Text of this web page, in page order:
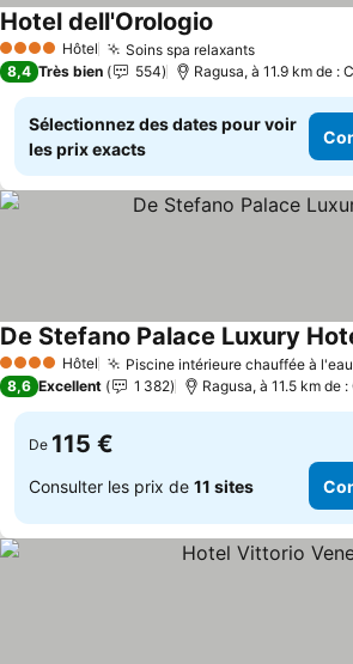
4 Étoiles Hôtel Soins spa relaxantsConsulter
Hotel dell'Orologio
8,4 Très bien 554 Ragusa, à 11.9 km de :
Sélectionnez des dates pour voir
les prix exacts
4 Étoiles Hôtel Piscine intérieure chauffée à
De Stefano Palace Luxury
8,6 Excellent 1 382 Ragusa, à 11.5 km de
De 115 €
Consulter les prix de 11 sites